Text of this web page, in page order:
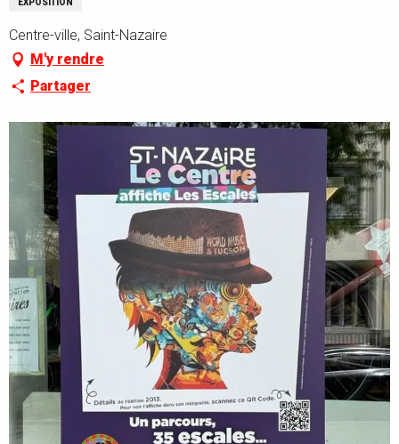
EXPOSITION
Centre-ville, Saint-Nazaire
M'y rendre
Partager